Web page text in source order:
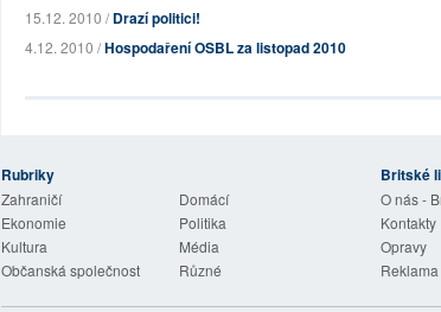
15.12. 2010 /Drazí politici!
4.12. 2010 /Hospodaření OSBL za listopad 2010
Rubriky
Zahraničí
Domácí
Ekonomie
Politika
Kultura
Média
Občanská společnost
Různé
Britské
O nás -
Kontakty
Opravy
Reklama